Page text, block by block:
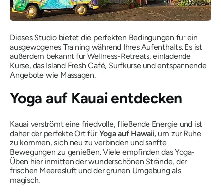
Dieses Studio bietet die perfekten Bedingungen für ein
ausgewogenes Training während Ihres Aufenthalts. Es ist
außerdem bekannt für Wellness-Retreats, einladende
Kurse, das Island Fresh Café, Surfkurse und entspannende
Angebote wie Massagen.
Yoga auf Kauai entdecken
Kauai verströmt eine friedvolle, fließende Energie und ist
daher der perfekte Ort fürYoga auf Hawaii,um zur Ruhe
zu kommen, sich neu zu verbinden und sanfte
Bewegungen zu genießen. Viele empfinden das Yoga-
Üben hier inmitten der wunderschönen Strände, der
frischen Meeresluft und der grünen Umgebung als
magisch.